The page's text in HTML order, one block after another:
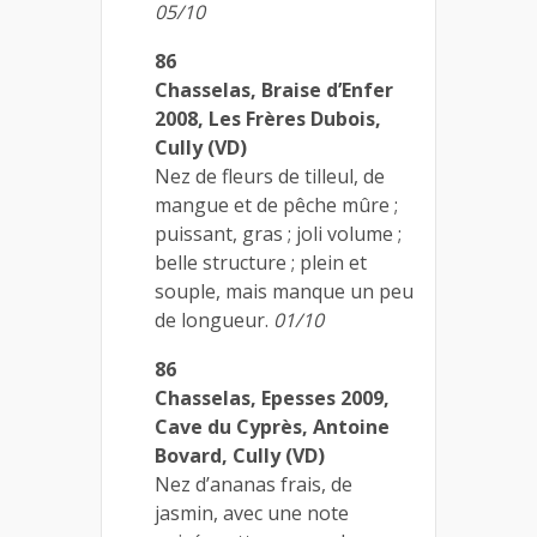
05/10
86
Chasselas, Braise d’Enfer
2008, Les Frères Dubois,
Cully (VD)
Nez de fleurs de tilleul, de
mangue et de pêche mûre ;
puissant, gras ; joli volume ;
belle structure ; plein et
souple, mais manque un peu
de longueur. 01/10
86
Chasselas, Epesses 2009,
Cave du Cyprès, Antoine
Bovard, Cully (VD)
Nez d’ananas frais, de
jasmin, avec une note